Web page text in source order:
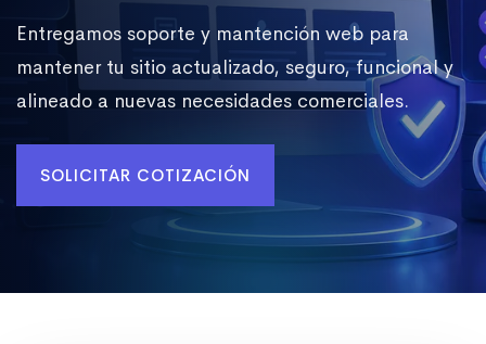
Entregamos soporte y mantención web para
mantener tu sitio actualizado, seguro, funcional y
alineado a nuevas necesidades comerciales.
SOLICITAR COTIZACIÓN